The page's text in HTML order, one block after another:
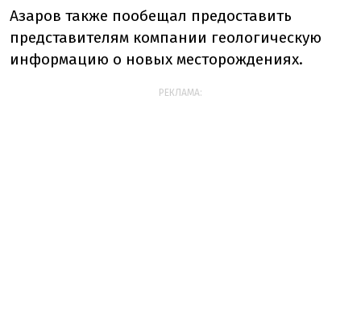
Азаров также пообещал предоставить
представителям компании геологическую
информацию о новых месторождениях.
РЕКЛАМА: